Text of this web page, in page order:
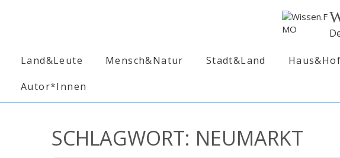
Land&Leute Mensch&Natur Stadt&Land Haus&Hof
Autor*Innen
SCHLAGWORT: NEUMARKT